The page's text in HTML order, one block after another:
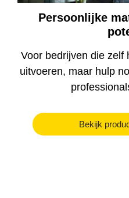
Persoonlijke
Voor bedrijven die zelf
uitvoeren, maar hulp
Bekijk